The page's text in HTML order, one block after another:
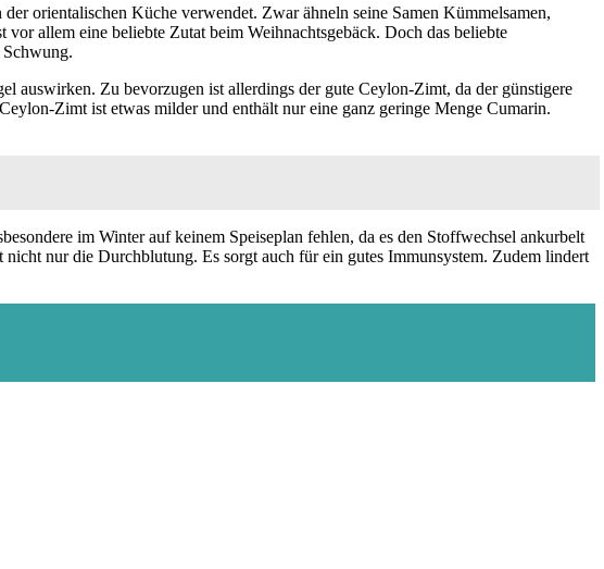
orientalischen Küche verwendet. Zwar ähneln seine Samen Kümmelsamen,
allem eine beliebte Zutat beim Weihnachtsgebäck. Doch das beliebte
auswirken. Zu bevorzugen ist allerdings der gute Ceylon-Zimt, da der günstigere
Zimt ist etwas milder und enthält nur eine ganz geringe Menge Cumarin.
im Winter auf keinem Speiseplan fehlen, da es den Stoffwechsel ankurbelt
nur die Durchblutung. Es sorgt auch für ein gutes Immunsystem. Zudem lindert